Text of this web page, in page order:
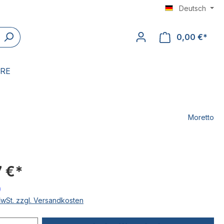
Deutsch
0,00 €*
Moretto
€*
zzgl. Versandkosten